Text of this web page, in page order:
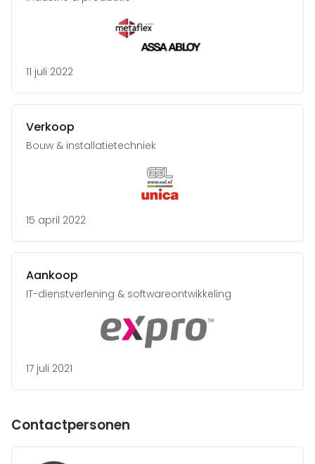
11 juli 2022
Verkoop
Bouw & installatietechniek
15 april 2022
Aankoop
IT-dienstverlening & softwareontwikkeling
17 juli 2021
Contactpersonen